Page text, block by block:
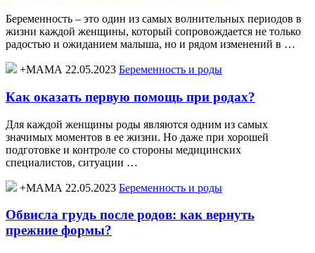
Беременность – это один из самых волнительных периодов в
жизни каждой женщины, который сопровождается не только
радостью и ожиданием малыша, но и рядом изменений в …
+МАМА 22.05.2023 Беременность и роды
Как оказать первую помощь при родах?
Для каждой женщины роды являются одним из самых
значимых моментов в ее жизни. Но даже при хорошей
подготовке и контроле со стороны медицинских
специалистов, ситуации …
+МАМА 22.05.2023 Беременность и роды
Обвисла грудь после родов: как вернуть
прежние формы?